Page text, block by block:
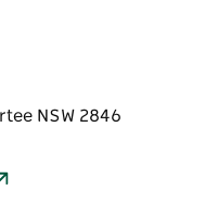
Malt Whisky
als vollmundige,
NSW 2846